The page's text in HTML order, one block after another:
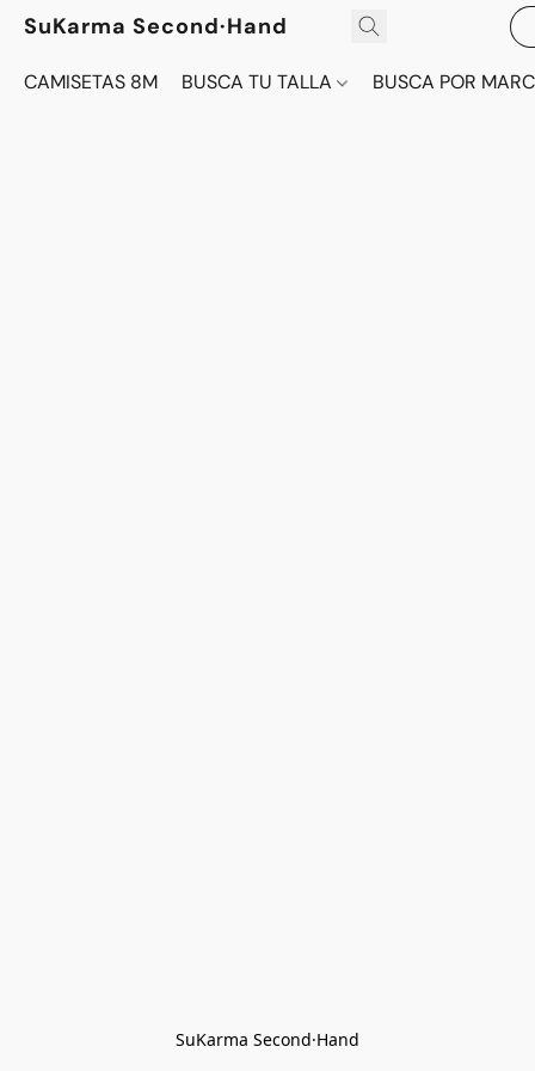
SuKarma Second·Hand
CAMISETAS 8M BUSCA TU TALLA BUSCA POR
SuKarma Second·Hand